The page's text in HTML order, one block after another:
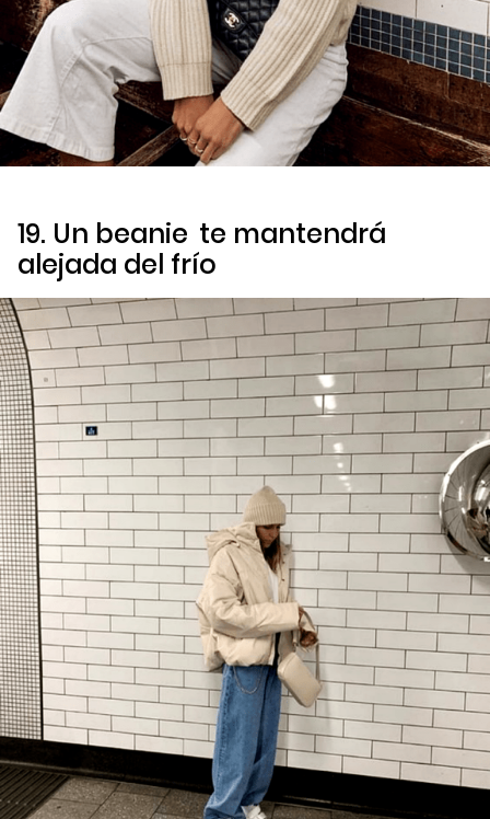
19. Un beanie te mantendrá
alejada del frío